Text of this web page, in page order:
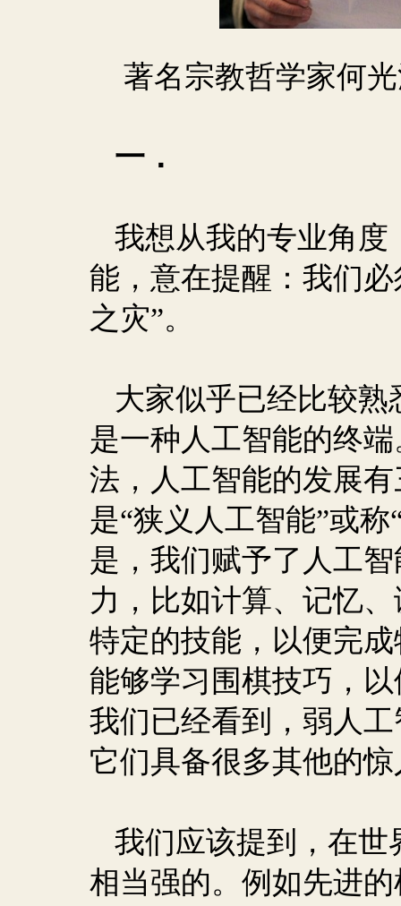
著名宗教哲学家何
一．
我想从我的专业角
能，意在提醒：我们
之灾”。
大家似乎已经比较熟
是一种人工智能的终
法，人工智能的发展
是“狭义人工智能”或
是，我们赋予了人工
力，比如计算、记忆
特定的技能，以便完
能够学习围棋技巧，
我们已经看到，弱人
它们具备很多其他的
我们应该提到，在
相当强的。例如先进